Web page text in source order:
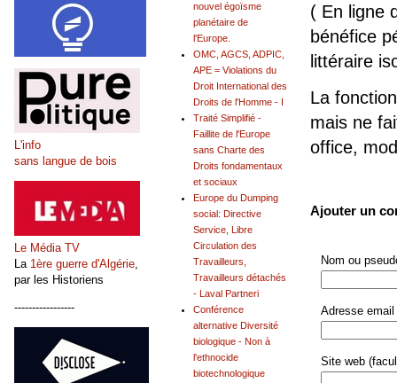
( En ligne
bénéfice
littéraire
La
mais ne
office,
Ajouter un
Nom ou
Adresse email
Site web
nouvel égoïsme
planétaire de
l'Europe.
OMC, AGCS, ADPIC,
APE = Violations du
Droit International des
Droits de l'Homme - I
Traité Simplifié -
Faillite de l'Europe
sans Charte des
Droits fondamentaux
et sociaux
Europe du Dumping
social: Directive
Service, Libre
Circulation des
Travailleurs,
Travailleurs détachés
- Laval Partneri
Conférence
alternative Diversité
biologique - Non à
l'ethnocide
biotechnologique
L'info
sans langue de bois
Le Média TV
La 1ère guerre d'Algérie
par les Historiens
-----------------